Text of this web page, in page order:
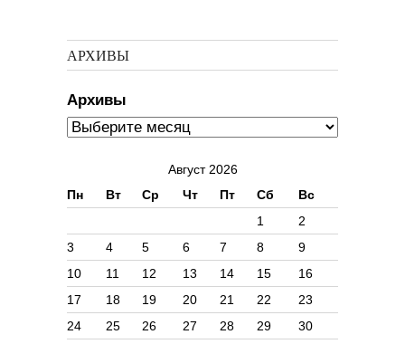
АРХИВЫ
Архивы
Август 2026
Пн
Вт Ср Чт Пт Сб Вс
1
2
3
4 5 6 7 8
9
10
11 12 13 14 15
16
17
18 19 20 21 22
23
24
25 26 27 28 29
30